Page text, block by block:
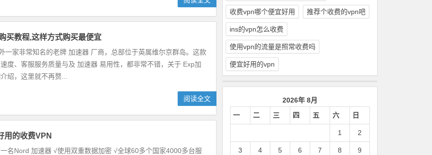
买教程,这样方式购买最便宜
一家非常知名的老牌 加速器 厂商，总部位于英属维尔京群岛。这款
度、客服服务质量与及 加速器 易用性，都非常不错，关于 Exp加
绍，这里就不再赘...
阅读全文
用的收费VPN
名Nord 加速器 √使用双重数据加密 √全球60多个国家4000多台服
收费vpn哪个便宜好用 推荐个收费的vpn吧
ins的vpn怎么收费
使用vpn的流量是照常收费吗
便宜好用的vpn
2026年 8月
一
二 三 四 五 六 日
1 2
3 4 5 6 7 8 9